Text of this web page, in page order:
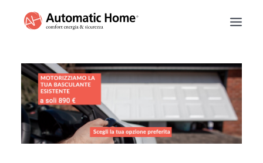
BASCULANTI
TAPPARELLE
TENDE DA SOLE
PERSIANE
SARACINESCHE